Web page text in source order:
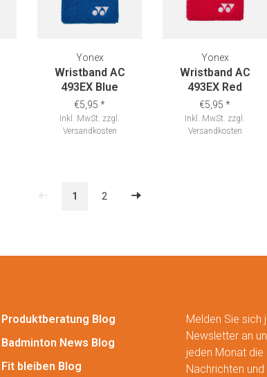
Yonex
Wristband AC
493EX Blue
€5,95 *
Inkl. MwSt. zzgl.
Versandkosten
Yonex
Wristband AC
493EX Red
€5,95 *
Inkl. MwSt. zzgl.
Versandkosten
1 2
Produktberatung Blog
Badminton News Blog
Fit bleiben Blog
Melden Sie sich
Newsletter an
jeden Monat die
Nachrichten